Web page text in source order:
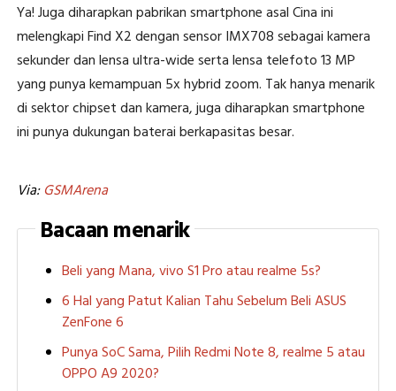
Ya! Juga diharapkan pabrikan smartphone asal Cina ini
melengkapi Find X2 dengan sensor IMX708 sebagai kamera
sekunder dan lensa ultra-wide serta lensa telefoto 13 MP
yang punya kemampuan 5x hybrid zoom. Tak hanya menarik
di sektor chipset dan kamera, juga diharapkan smartphone
ini punya dukungan baterai berkapasitas besar.
Via:GSMArena
Bacaan menarik
Beli yang Mana, vivo S1 Pro atau realme 5s?
6 Hal yang Patut Kalian Tahu Sebelum Beli ASUS
ZenFone 6
Punya SoC Sama, Pilih Redmi Note 8, realme 5 atau
OPPO A9 2020?